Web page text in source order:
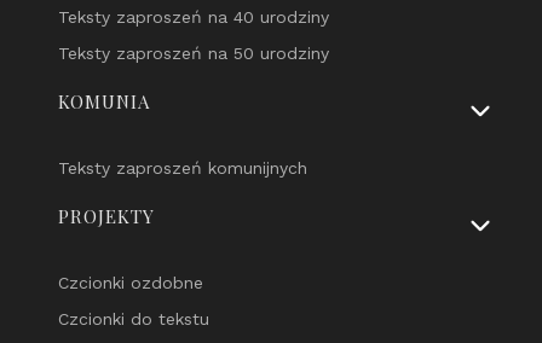
Teksty zaproszeń na 40 urodziny
Teksty zaproszeń na 50 urodziny
KOMUNIA
Teksty zaproszeń komunijnych
PROJEKTY
Czcionki ozdobne
Czcionki do tekstu